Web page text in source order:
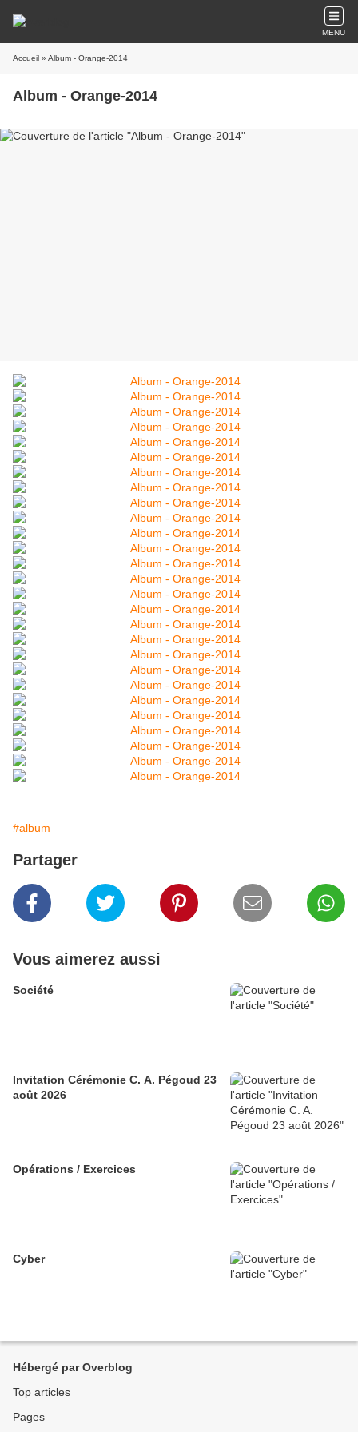
MENU
Accueil » Album - Orange-2014
Album - Orange-2014
#album
Partager
Vous aimerez aussi
Société
Invitation Cérémonie C. A. Pégoud 23
août 2026
Opérations / Exercices
Cyber
Hébergé par Overblog
Top articles
Pages